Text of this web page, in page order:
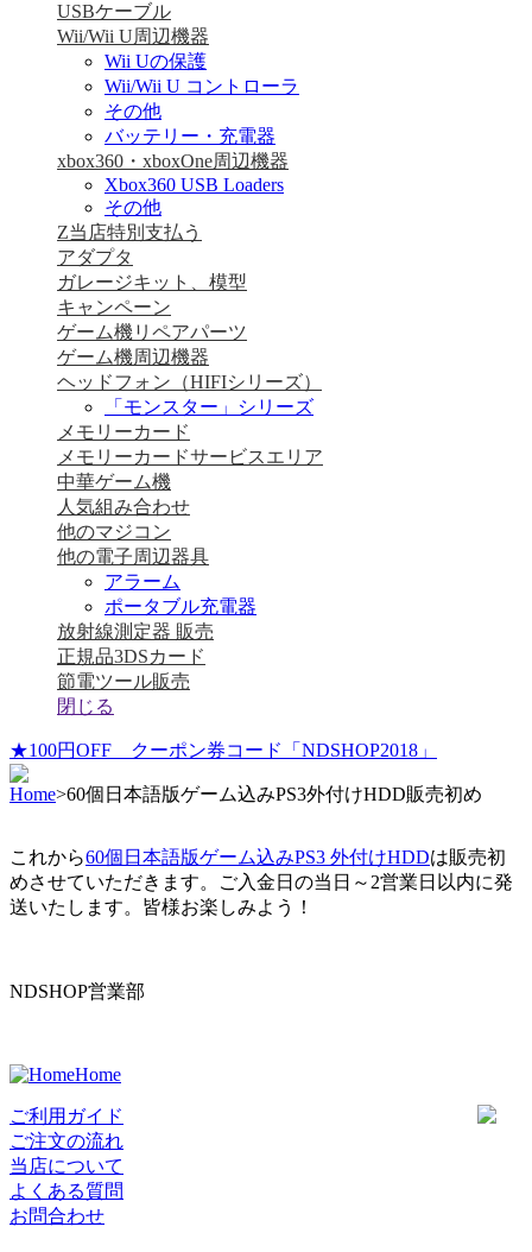
USBケーブル
Wii/Wii U周辺機器
Wii Uの保護
Wii/Wii U コントローラ
その他
バッテリー・充電器
xbox360・xboxOne周辺機器
Xbox360 USB Loaders
その他
Z当店特別支払う
アダプタ
ガレージキット、模型
キャンペーン
ゲーム機リペアパーツ
ゲーム機周辺機器
ヘッドフォン（HIFIシリーズ）
「モンスター」シリーズ
メモリーカード
メモリーカードサービスエリア
中華ゲーム機
人気組み合わせ
他のマジコン
他の電子周辺器具
アラーム
ポータブル充電器
放射線測定器 販売
正規品3DSカード
節電ツール販売
閉じる
★100円OFF クーポン券コード「NDSHOP2018」
Home>60個日本語版ゲーム込みPS3外付けHDD販売初め
これから60個日本語版ゲーム込みPS3 外付けHDDは販売初
めさせていただきます。ご入金日の当日～2営業日以内に発
送いたします。皆様お楽しみよう！
NDSHOP営業部
Home
ご利用ガイド
ご注文の流れ
当店について
よくある質問
お問合わせ